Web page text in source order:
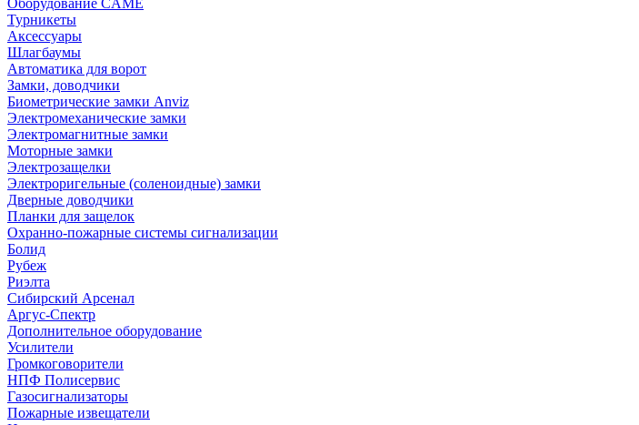
Оборудование CAME
Турникеты
Аксессуары
Шлагбаумы
Автоматика для ворот
Замки, доводчики
Биометрические замки Anviz
Электромеханические замки
Электромагнитные замки
Моторные замки
Электрозащелки
Электроригельные (cоленоидные) замки
Дверные доводчики
Планки для защелок
Охранно-пожарные системы сигнализации
Болид
Рубеж
Риэлта
Сибирский Арсенал
Аргус-Спектр
Дополнительное оборудование
Усилители
Громкоговорители
НПФ Полисервис
Газосигнализаторы
Пожарные извещатели